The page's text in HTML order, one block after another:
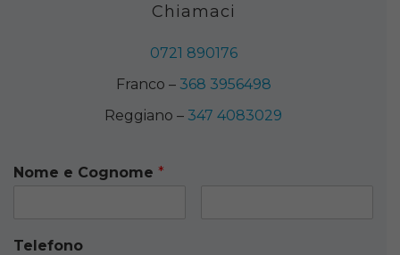
Chiamaci
0721 890176
Franco – 368 3956498
Reggiano – 347 4083029
Nome e Cognome *
Telefono